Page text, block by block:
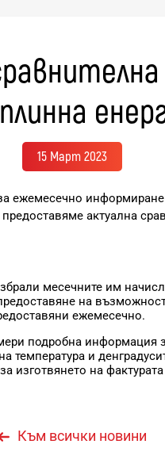
15 Март 2023
ежемесечно
актуална
месечните им
на
ежемесечно.
подробна информация
температура и
изготвянето на
Към всички новини